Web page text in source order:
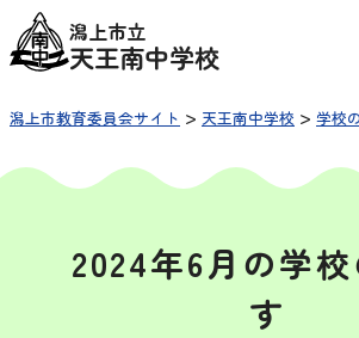
潟上市立
天王南中学校
潟上市教育委員会サイト > 天王南中学校 > 学校
2024年6月の学校
す